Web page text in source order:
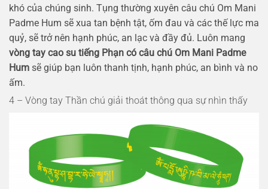
khó của chúng sinh. Tụng thường xuyên câu chú Om Mani
Padme Hum sẽ xua tan bệnh tật, ốm đau và các thế lực ma
quỷ, sẽ trở nên hạnh phúc, an lạc và đầy đủ. Luôn mang
vòng tay cao su tiếng Phạn có câu chú Om Mani Padme
Hum sẽ giúp bạn luôn thanh tịnh, hạnh phúc, an bình và no
ấm.
4 – Vòng tay Thần chú giải thoát thông qua sự nhìn thấy